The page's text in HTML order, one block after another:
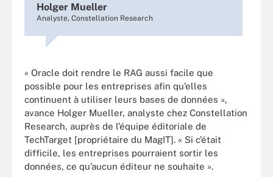
Holger Mueller
Analyste, Constellation Research
« Oracle doit rendre le RAG aussi facile que
possible pour les entreprises afin qu’elles
continuent à utiliser leurs bases de données »,
avance Holger Mueller, analyste chez Constellation
Research, auprès de l’équipe éditoriale de
TechTarget [propriétaire du MagIT]. « Si c’était
difficile, les entreprises pourraient sortir les
données, ce qu’aucun éditeur ne souhaite ».